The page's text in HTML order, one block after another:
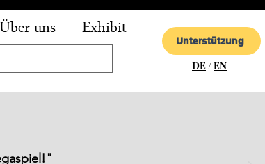
Über uns Exhibit
DE/EN
Unterstützung